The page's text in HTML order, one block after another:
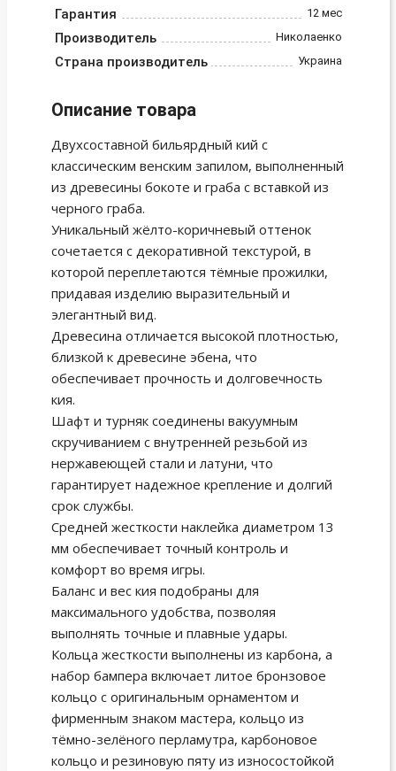
Гарантия 12 мес
Производитель Николаенко
Страна производитель Украина
Описание товара
Двухсоставной бильярдный кий с
классическим венским запилом, выполненный
из древесины бокоте и граба с вставкой из
черного граба.
Уникальный жёлто-коричневый оттенок
сочетается с декоративной текстурой, в
которой переплетаются тёмные прожилки,
придавая изделию выразительный и
элегантный вид.
Древесина отличается высокой плотностью,
близкой к древесине эбена, что
обеспечивает прочность и долговечность
кия.
Шафт и турняк соединены вакуумным
скручиванием с внутренней резьбой из
нержавеющей стали и латуни, что
гарантирует надежное крепление и долгий
срок службы.
Средней жесткости наклейка диаметром 13
мм обеспечивает точный контроль и
комфорт во время игры.
Баланс и вес кия подобраны для
максимального удобства, позволяя
выполнять точные и плавные удары.
Кольца жесткости выполнены из карбона, а
набор бампера включает литое бронзовое
кольцо с оригинальным орнаментом и
фирменным знаком мастера, кольцо из
тёмно-зелёного перламутра, карбоновое
кольцо и резиновую пяту из износостойкой